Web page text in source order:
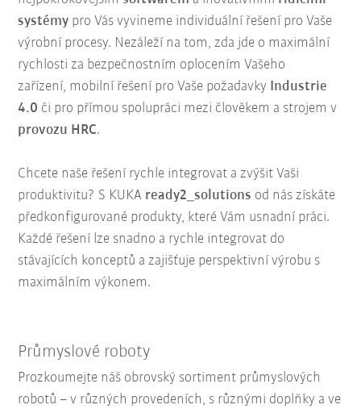
systémy pro Vás vyvineme individuální řešení pro Vaše
výrobní procesy. Nezáleží na tom, zda jde o maximální
rychlosti za bezpečnostním oplocením Vašeho
zařízení, mobilní řešení pro Vaše požadavky Industrie
4.0 či pro přímou spolupráci mezi člověkem a strojem v
provozu HRC.
Chcete naše řešení rychle integrovat a zvýšit Vaši
produktivitu? S KUKA ready2_solutions od nás získáte
předkonfigurované produkty, které Vám usnadní práci.
Každé řešení lze snadno a rychle integrovat do
stávajících konceptů a zajišťuje perspektivní výrobu s
maximálním výkonem.
Průmyslové roboty
Prozkoumejte náš obrovský sortiment průmyslových
robotů – v různých provedeních, s různými doplňky a ve